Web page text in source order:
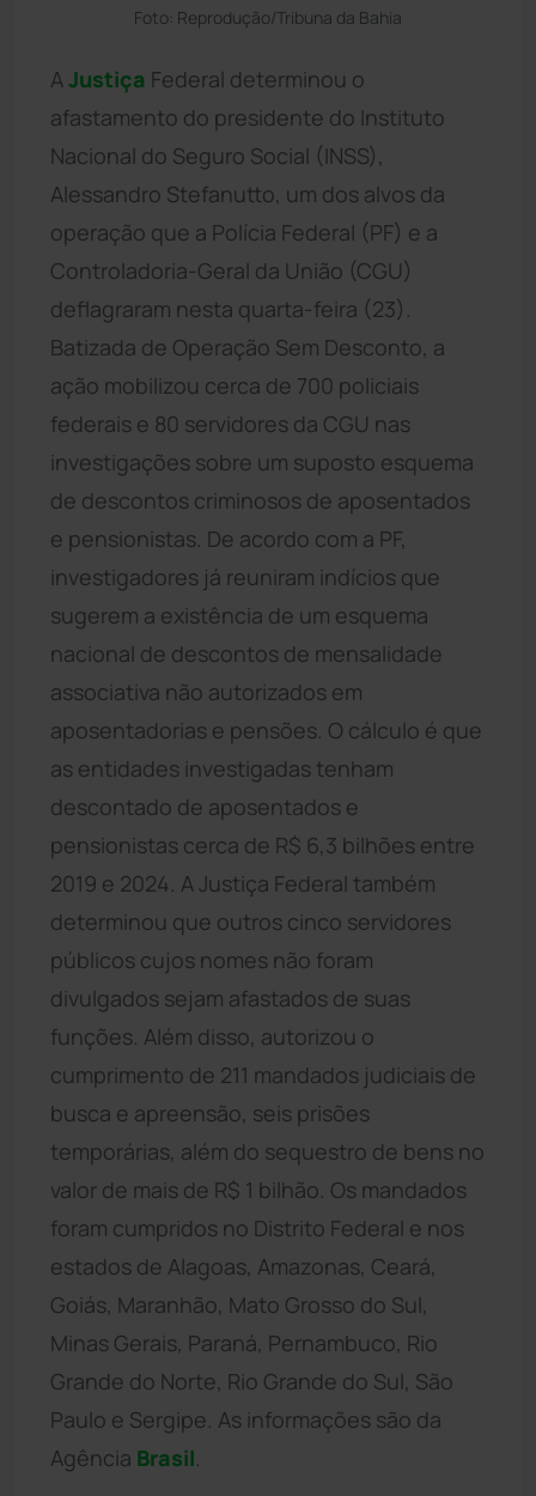
Foto: Reprodução/Tribuna da Bahia
A Justiça Federal determinou o
afastamento do presidente do Instituto
Nacional do Seguro Social (INSS),
Alessandro Stefanutto, um dos alvos da
operação que a Polícia Federal (PF) e a
Controladoria-Geral da União (CGU)
deflagraram nesta quarta-feira (23).
Batizada de Operação Sem Desconto, a
ação mobilizou cerca de 700 policiais
federais e 80 servidores da CGU nas
investigações sobre um suposto esquema
de descontos criminosos de aposentados
e pensionistas. De acordo com a PF,
investigadores já reuniram indícios que
sugerem a existência de um esquema
nacional de descontos de mensalidade
associativa não autorizados em
aposentadorias e pensões. O cálculo é que
as entidades investigadas tenham
descontado de aposentados e
pensionistas cerca de R$ 6,3 bilhões entre
2019 e 2024. A Justiça Federal também
determinou que outros cinco servidores
públicos cujos nomes não foram
divulgados sejam afastados de suas
funções. Além disso, autorizou o
cumprimento de 211 mandados judiciais de
busca e apreensão, seis prisões
temporárias, além do sequestro de bens no
valor de mais de R$ 1 bilhão. Os mandados
foram cumpridos no Distrito Federal e nos
estados de Alagoas, Amazonas, Ceará,
Goiás, Maranhão, Mato Grosso do Sul,
Minas Gerais, Paraná, Pernambuco, Rio
Grande do Norte, Rio Grande do Sul, São
Paulo e Sergipe. As informações são da
Agência Brasil